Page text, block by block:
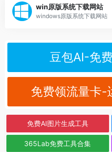
win原版系统下载网站
windows原版系统下载网站
豆包AI-免
免费领流量卡-
免费AI图片生成工具
365Lab免费工具合集